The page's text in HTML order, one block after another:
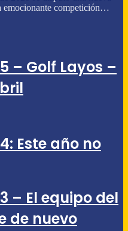
emocionante competición…
– Golf Layos –
Este año no
– El equipo del
de nuevo